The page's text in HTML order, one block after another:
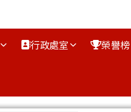
行政處室 榮譽榜